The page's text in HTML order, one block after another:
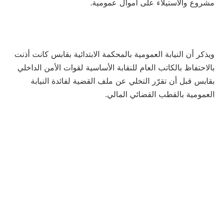
مشروع والاستيلاء على أموال عمومية.
ويذكر أن النيابة العمومية بالمحكمة الابتدائية بقابس كانت أذنت
بالاحتفاظ بالكاتب العام للنقابة الأساسية لقوات الأمن الداخلي
بقابس قبل أن تقرّر التخلي عن ملف القضية لفائدة النيابة
العمومية بالقطب القضائي المالي.